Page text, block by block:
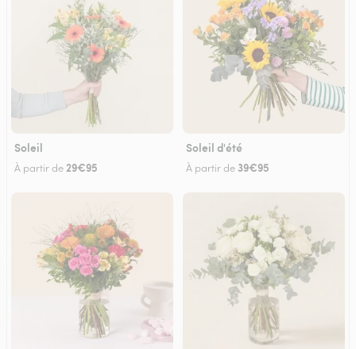
Soleil
À partir de 29€95
Soleil d'été
À partir de 39€95